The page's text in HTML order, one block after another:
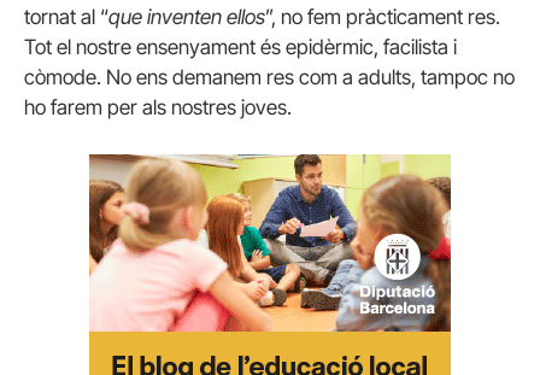
tornat al “que inventen ellos”, no fem pràcticament res.
Tot el nostre ensenyament és epidèrmic, facilista i
còmode. No ens demanem res com a adults, tampoc no
ho farem per als nostres joves.